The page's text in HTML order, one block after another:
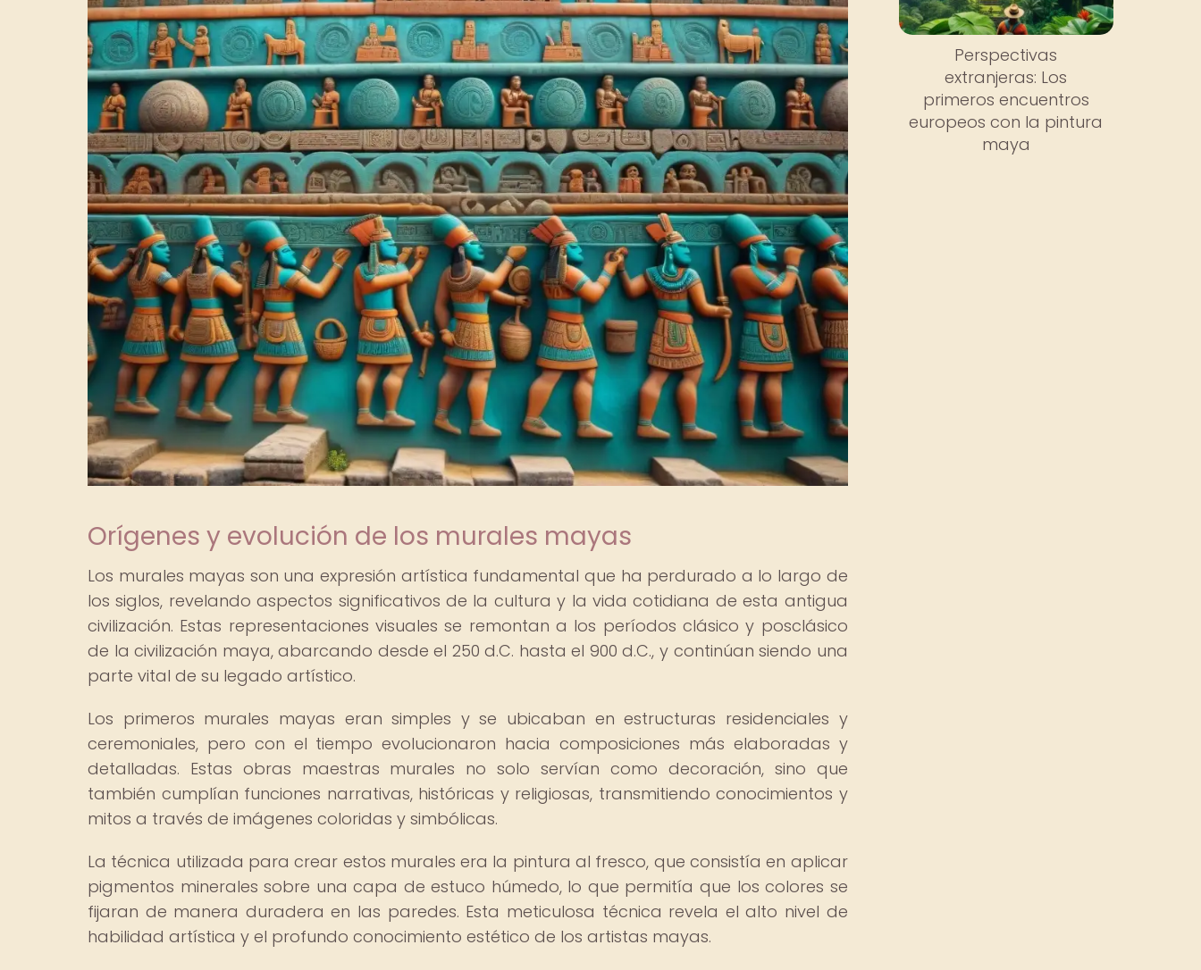
Orígenes y evolución de los murales mayas
Los murales mayas son una expresión artística fundamental que ha perdurado a lo largo de
los siglos, revelando aspectos significativos de la cultura y la vida cotidiana de esta antigua
civilización. Estas representaciones visuales se remontan a los períodos clásico y posclásico
de la civilización maya, abarcando desde el 250 d.C. hasta el 900 d.C., y continúan siendo una
parte vital de su legado artístico.
Los primeros murales mayas eran simples y se ubicaban en estructuras residenciales y
ceremoniales, pero con el tiempo evolucionaron hacia composiciones más elaboradas y
detalladas. Estas obras maestras murales no solo servían como decoración, sino que
también cumplían funciones narrativas, históricas y religiosas, transmitiendo conocimientos y
mitos a través de imágenes coloridas y simbólicas.
La técnica utilizada para crear estos murales era la pintura al fresco, que consistía en aplicar
pigmentos minerales sobre una capa de estuco húmedo, lo que permitía que los colores se
fijaran de manera duradera en las paredes. Esta meticulosa técnica revela el alto nivel de
habilidad artística y el profundo conocimiento estético de los artistas mayas.
Perspectivas
extranjeras: Los
primeros encuentros
europeos con la pintura
maya